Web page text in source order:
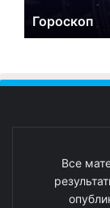
Гороскоп
Все